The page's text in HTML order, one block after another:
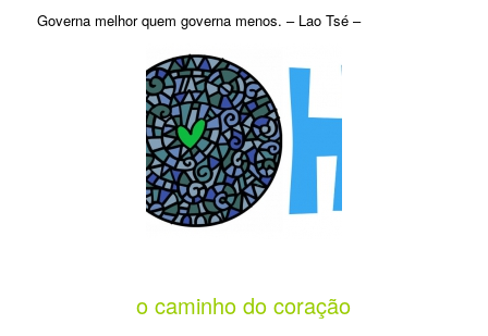
Governa melhor quem governa menos. – Lao Tsé –
o caminho do coração